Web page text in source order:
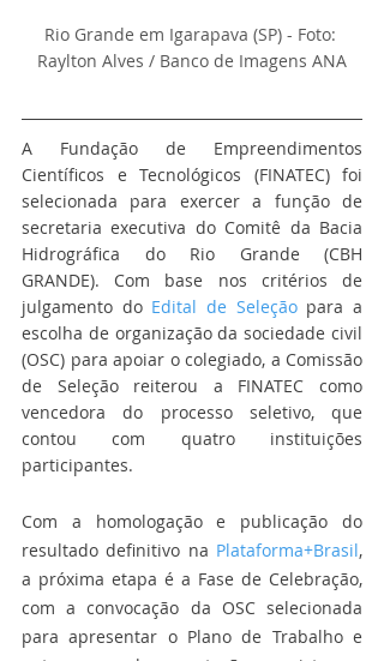
Rio Grande em Igarapava (SP) - Foto:
Raylton Alves / Banco de Imagens ANA
A Fundação de Empreendimentos
Científicos e Tecnológicos (FINATEC) foi
selecionada para exercer a função de
secretaria executiva do Comitê da Bacia
Hidrográfica do Rio Grande (CBH
GRANDE). Com base nos critérios de
julgamento do Edital de Seleção para a
escolha de organização da sociedade civil
(OSC) para apoiar o colegiado, a Comissão
de Seleção reiterou a FINATEC como
vencedora do processo seletivo, que
contou com quatro instituições
participantes.
Com a homologação e publicação do
resultado definitivo na Plataforma+Brasil,
a próxima etapa é a Fase de Celebração,
com a convocação da OSC selecionada
para apresentar o Plano de Trabalho e